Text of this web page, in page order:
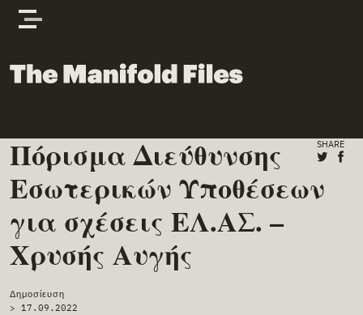
Skip to content
The Manifold Files
Main Page Content
Δημοσίευση
> 17.09.2022
SHARE
Share
Πόρισμα Διεύθυνσης
Εσωτερικών Υποθέσεων
για σχέσεις ΕΛ.ΑΣ. –
Χρυσής Αυγής